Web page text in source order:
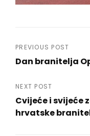
PREVIOUS POST
Dan branitelja
Post
NEXT POST
Cvijeće i svijeće
hrvatske